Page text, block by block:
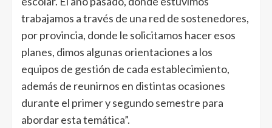
trabajamos a través de una red de sostenedores,
por provincia, donde le solicitamos hacer esos
planes, dimos algunas orientaciones a los
equipos de gestión de cada establecimiento,
además de reunirnos en distintas ocasiones
durante el primer y segundo semestre para
abordar esta temática”.